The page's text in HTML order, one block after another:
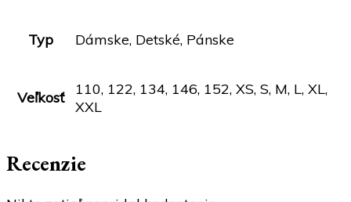
Typ Dámske, Detské, Pánske
Veľkosť
110, 122, 134, 146, 152, XS, S, M, L, XL,
XXL
Recenzie